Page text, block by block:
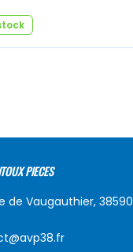
PIECES
de Vaugauthier, 38590